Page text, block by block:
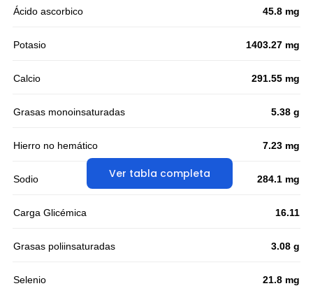
Ver tabla completa
Ácido ascorbico 45.8 mg
Potasio 1403.27 mg
Calcio 291.55 mg
Grasas monoinsaturadas 5.38 g
Hierro no hemático 7.23 mg
Sodio 284.1 mg
Carga Glicémica 16.11
Grasas poliinsaturadas 3.08 g
Selenio 21.8 mg